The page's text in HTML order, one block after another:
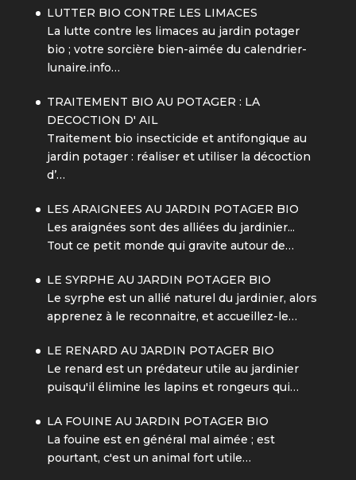
LUTTER BIO CONTRE LES LIMACES
La lutte contre les limaces au jardin potager
bio ; votre sorcière bien-aimée du calendrier-
lunaire.info…
TRAITEMENT BIO AU POTAGER : LA
DECOCTION D' AIL
Traitement bio insecticide et antifongique au
jardin potager : réaliser et utiliser la décoction
d’…
LES ARAIGNEES AU JARDIN POTAGER BIO
Les araignées sont des alliées du jardinier...
Tout ce petit monde qui gravite autour de…
LE SYRPHE AU JARDIN POTAGER BIO
Le syrphe est un allié naturel du jardinier, alors
apprenez à le reconnaitre, et accueillez-le…
LE RENARD AU JARDIN POTAGER BIO
Le renard est un prédateur utile au jardinier
puisqu'il élimine les lapins et rongeurs qui…
LA FOUINE AU JARDIN POTAGER BIO
La fouine est en général mal aimée ; est
pourtant, c'est un animal fort utile…